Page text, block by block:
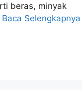
beras, minyak
Baca Selengkapnya